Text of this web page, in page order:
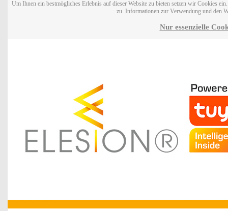
Um Ihnen ein bestmögliches Erlebnis auf dieser Website zu bieten setzen wir Cookies
zu. Informationen zur Verwendung und den
Nur essenzielle